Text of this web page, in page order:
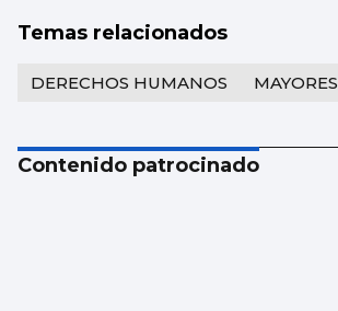
Temas relacionados
DERECHOS HUMANOS MAYORES
Contenido patrocinado